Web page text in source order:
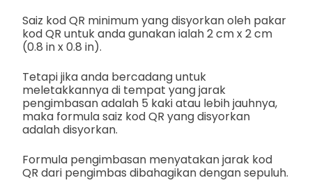
Saiz kod QR minimum yang disyorkan oleh pakar
kod QR untuk anda gunakan ialah 2 cm x 2 cm
(0.8 in x 0.8 in).
Tetapi jika anda bercadang untuk
meletakkannya di tempat yang jarak
pengimbasan adalah 5 kaki atau lebih jauhnya,
maka formula saiz kod QR yang disyorkan
adalah disyorkan.
Formula pengimbasan menyatakan jarak kod
QR dari pengimbas dibahagikan dengan sepuluh.